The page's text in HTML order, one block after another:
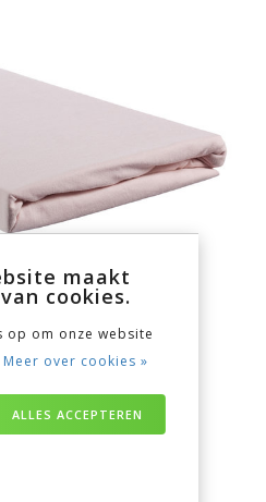
maakt
cookies.
op om onze website
Meer over cookies »
ALLES ACCEPTEREN